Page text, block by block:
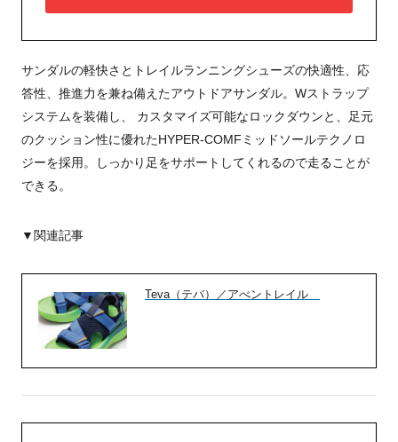
サンダルの軽快さとトレイルランニングシューズの快適性、応
答性、推進力を兼ね備えたアウトドアサンダル。Wストラップ
システムを装備し、 カスタマイズ可能なロックダウンと、足元
のクッション性に優れたHYPER-COMFミッドソールテクノロ
ジーを採用。しっかり足をサポートしてくれるので走ることが
できる。
▼関連記事
Teva（テバ）／アべントレイル